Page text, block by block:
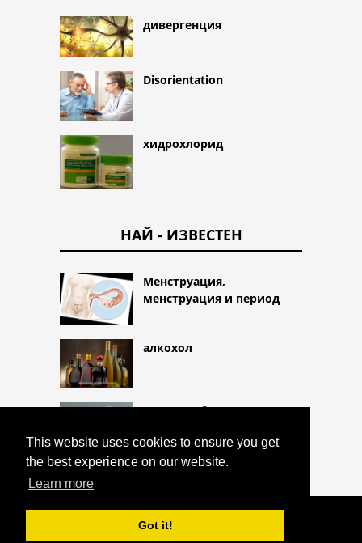
This website uses cookies to ensure you get
the best experience on our website.
Learn more
Got it!
дивергенция
Disorientation
хидрохлорид
НАЙ - ИЗВЕСТЕН
Менструация,
менструация и период
алкохол
Кожни гъбички
COPYRIGHT 2026 HTTPS://CQLIFE.NET